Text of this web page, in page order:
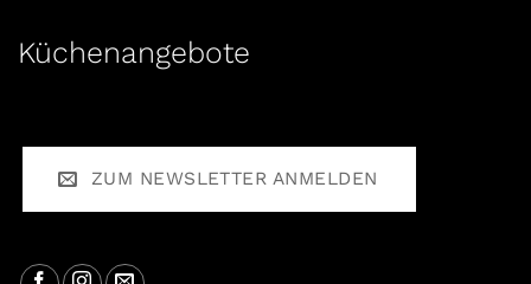
Küchenangebote
ZUM NEWSLETTER ANMELDEN